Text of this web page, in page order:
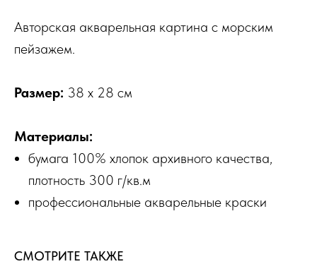
Авторская акварельная картина с морским
пейзажем.
Размер: 38 х 28 см
Материалы:
бумага 100% хлопок архивного качества,
плотность 300 г/кв.м
профессиональные акварельные краски
СМОТРИТЕ ТАКЖЕ